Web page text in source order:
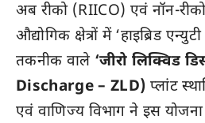
अब रीको (RIICO) एवं नॉन-रीको
औद्योगिक क्षेत्रों में ‘हाइब्रिड
तकनीक वाले ‘जीरो लिक्विड
Discharge – ZLD) प्लांट
एवं वाणिज्य विभाग ने इस योजना